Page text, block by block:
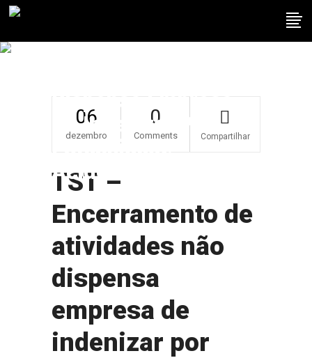
Dispensa Empresa
De Indenizar Por
Estabilidade
Acidentária
06
dezembro
0
Comments Compartilhar
TST –
Encerramento de
atividades não
dispensa
empresa de
indenizar por